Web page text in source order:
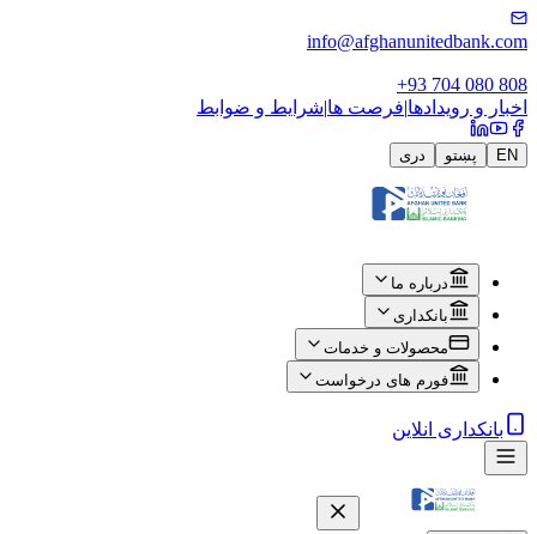
info@afghanunitedbank.com
+93 704 080 808
اخبار و رویدادها|فرصت ها|شرایط و ضوابط
EN پښتو دری
درباره ما
بانکداری
محصولات و خدمات
فورم های درخواست
بانکداری انلاین